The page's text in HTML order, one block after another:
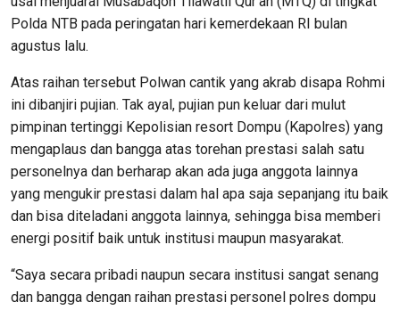
Polda NTB pada peringatan hari kemerdekaan RI bulan
agustus lalu.
Atas raihan tersebut Polwan cantik yang akrab disapa Rohmi
ini dibanjiri pujian. Tak ayal, pujian pun keluar dari mulut
pimpinan tertinggi Kepolisian resort Dompu (Kapolres) yang
mengaplaus dan bangga atas torehan prestasi salah satu
personelnya dan berharap akan ada juga anggota lainnya
yang mengukir prestasi dalam hal apa saja sepanjang itu baik
dan bisa diteladani anggota lainnya, sehingga bisa memberi
energi positif baik untuk institusi maupun masyarakat.
“Saya secara pribadi naupun secara institusi sangat senang
dan bangga dengan raihan prestasi personel polres dompu